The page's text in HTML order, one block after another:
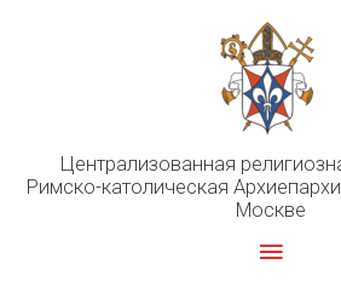
Централизованная
Римско-католическая
Москве